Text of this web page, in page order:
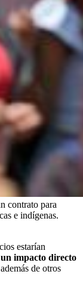
contrato para
e indígenas.
estarían
impacto directo
además de otros